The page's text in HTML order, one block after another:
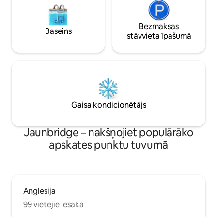
Baseins
Bezmaksas
stāvvieta īpašumā
Gaisa kondicionētājs
Jaunbridge – nakšņojiet populārāko
apskates punktu tuvumā
Anglesija
99 vietējie iesaka